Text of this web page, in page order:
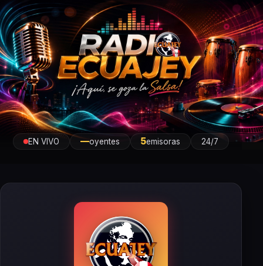
Radio Ecuajey
EN VIVO —oyentes 5emisoras 24/7